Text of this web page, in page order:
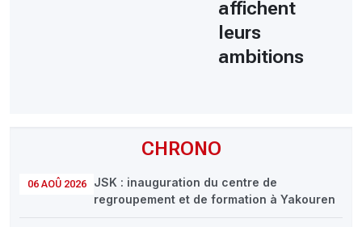
CHRONO
06 AOÛ 2026
JSK : inauguration du centre de
regroupement et de formation à Yakouren
affichent
leurs
ambitions